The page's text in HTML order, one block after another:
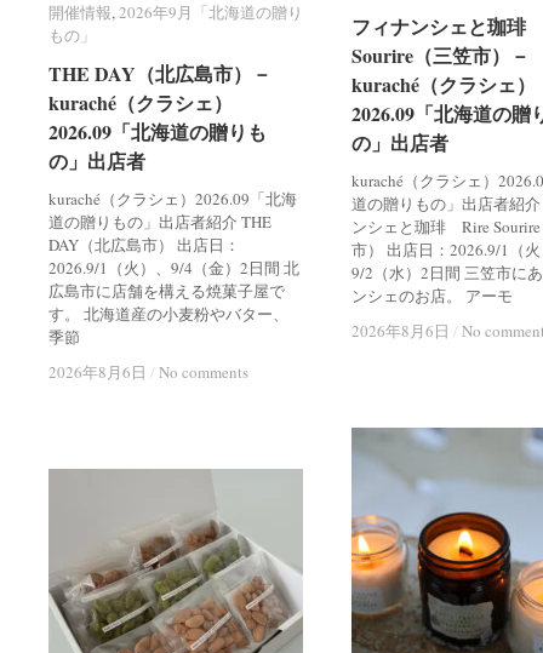
開催情報,2026年9月「北海道の贈り
もの」
THE DAY（北広島市）－
kuraché（クラシェ）
2026.09「北海道の贈りも
の」出店者
kuraché（クラシェ）2026.09「北海
道の贈りもの」出店者紹介 THE
DAY（北広島市） 出店日：
2026.9/1（火）、9/4（金）2日間 北
広島市に店舗を構える焼菓子屋で
す。 北海道産の小麦粉やバター、
季節
2026年8月6日 / No comments
開催情報 2026年9月「北海道の贈り
もの」
THE DAY（北広島市）－
kuraché（クラシェ）
2026.09「北海道の贈りも
の」出店者
2026年8月6日 / No comments
フィナンシェと珈
Sourire（三笠市）－
kuraché（クラシェ）
2026.09「北海道の贈
の」出店者
kuraché（クラシェ）
道の贈りもの」出店者紹
ンシェと珈琲 Rire
市） 出店日：2026.9/1（
9/2（水）2日間 三笠市に
ンシェのお店。 アーモ
2026年8月6日 / No
フィナンシェと珈
Sourire（三笠市）－
kuraché（クラシェ）
2026.09「北海道の贈
の」出店者
2026年8月6日 / No